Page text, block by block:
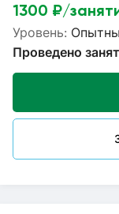
1300 ₽/
Уровень:
Проведено
областной
технологии. Но,
достигнутом.
я
обществознания.
должности
обучая ребят с 5
ребят в ОГЭ.
множество
соответствии с